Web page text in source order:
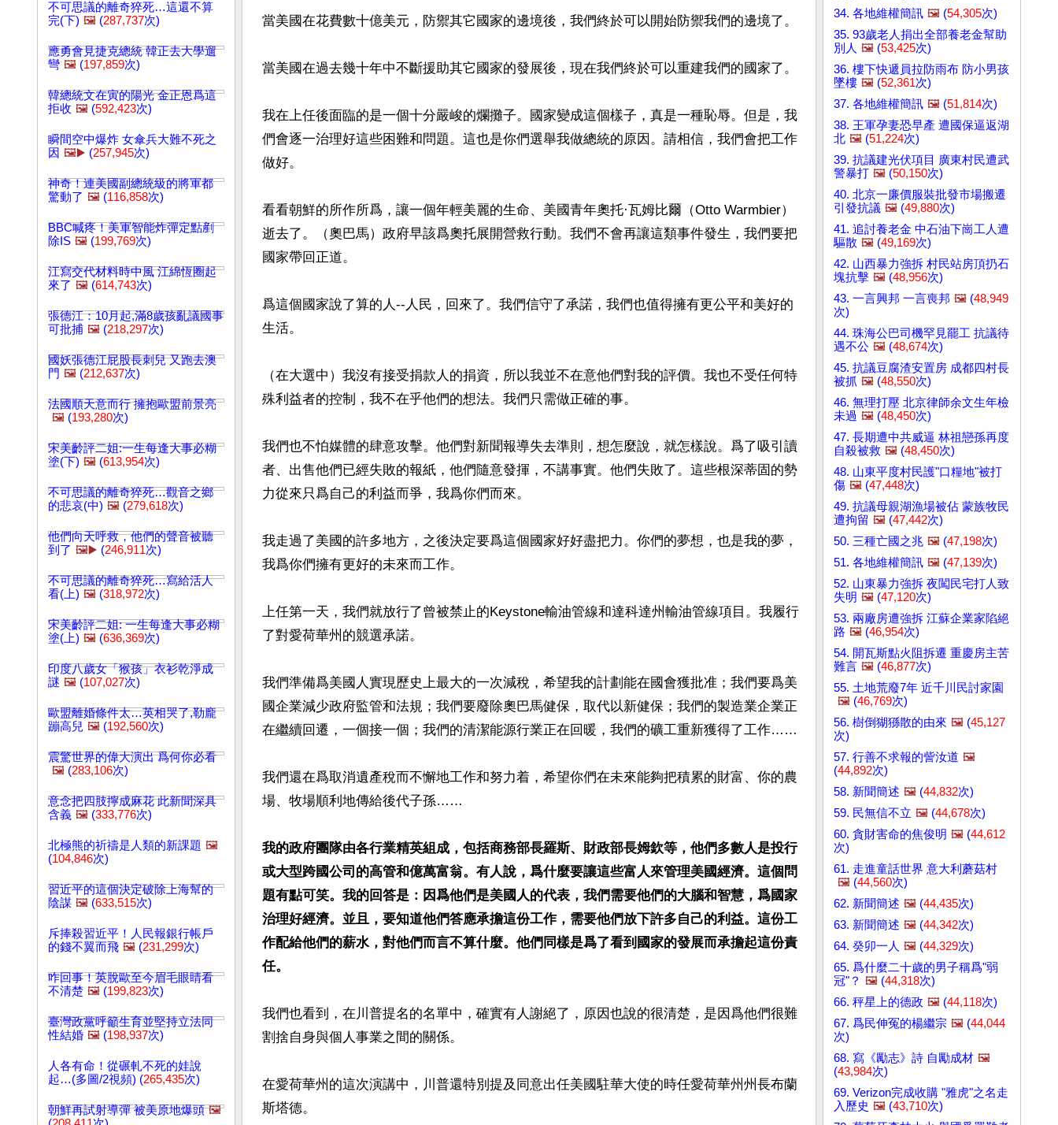
不可思議的離奇猝死…這還不算
完(下) 🖼️ (287,737次)
應勇會見捷克總統 韓正去大學遛
彎 🖼️ (197,859次)
韓總統文在寅的陽光 金正恩爲這
拒收 🖼️ (592,423次)
瞬間空中爆炸 女傘兵大難不死之
因 🖼️▶️ (257,945次)
神奇！連美國副總統級的將軍都
驚動了 🖼️ (116,858次)
BBC喊疼！美軍智能炸彈定點剷
除IS 🖼️ (199,769次)
江寫交代材料時中風 江綿恆圈起
來了 🖼️ (614,743次)
張德江：10月起,滿8歲孩亂議國事
可批捕 🖼️ (218,297次)
國妖張德江屁股長刺兒 又跑去澳
門 🖼️ (212,637次)
法國順天意而行 擁抱歐盟前景亮
🖼️ (193,280次)
宋美齡評二姐:一生每逢大事必糊
塗(下) 🖼️ (613,954次)
不可思議的離奇猝死…觀音之鄉
的悲哀(中) 🖼️ (279,618次)
他們向天呼救，他們的聲音被聽
到了 🖼️▶️ (246,911次)
不可思議的離奇猝死…寫給活人
看(上) 🖼️ (318,972次)
宋美齡評二姐: 一生每逢大事必糊
塗(上) 🖼️ (636,369次)
印度八歲女「猴孩」衣衫乾淨成
謎 🖼️ (107,027次)
歐盟離婚條件太…英相哭了,勒龐
蹦高兒 🖼️ (192,560次)
震驚世界的偉大演出 爲何你必看
🖼️ (283,106次)
意念把四肢擰成麻花 此新聞深具
含義 🖼️ (333,776次)
北極熊的祈禱是人類的新課題 🖼️
(104,846次)
習近平的這個決定破除上海幫的
陰謀 🖼️ (633,515次)
斥捧殺習近平！人民報銀行帳戶
的錢不翼而飛 🖼️ (231,299次)
咋回事！英脫歐至今眉毛眼睛看
不清楚 🖼️ (199,823次)
臺灣政黨呼籲生育並堅持立法同
性結婚 🖼️ (198,937次)
人各有命！從碾軋不死的娃說
起…(多圖/2視頻) (265,435次)
朝鮮再試射導彈 被美原地爆頭 🖼️
當美國在花費數十億美元，防禦其它國家的邊境後，我們終於可以開始防禦我們的邊境了。
當美國在過去幾十年中不斷援助其它國家的發展後，現在我們終於可以重建我們的國家了。
我在上任後面臨的是一個十分嚴峻的爛攤子。國家變成這個樣子，真是一種恥辱。但是，我
們會逐一治理好這些困難和問題。這也是你們選舉我做總統的原因。請相信，我們會把工作
做好。
看看朝鮮的所作所爲，讓一個年輕美麗的生命、美國青年奧托·瓦姆比爾（Otto Warmbier）
逝去了。（奧巴馬）政府早該爲奧托展開營救行動。我們不會再讓這類事件發生，我們要把
國家帶回正道。
爲這個國家說了算的人--人民，回來了。我們信守了承諾，我們也值得擁有更公平和美好的
生活。
（在大選中）我沒有接受捐款人的捐資，所以我並不在意他們對我的評價。我也不受任何特
殊利益者的控制，我不在乎他們的想法。我們只需做正確的事。
我們也不怕媒體的肆意攻擊。他們對新聞報導失去準則，想怎麼說，就怎樣說。爲了吸引讀
者、出售他們已經失敗的報紙，他們隨意發揮，不講事實。他們失敗了。這些根深蒂固的勢
力從來只爲自己的利益而爭，我爲你們而來。
我走過了美國的許多地方，之後決定要爲這個國家好好盡把力。你們的夢想，也是我的夢，
我爲你們擁有更好的未來而工作。
上任第一天，我們就放行了曾被禁止的Keystone輸油管線和達科達州輸油管線項目。我履行
了對愛荷華州的競選承諾。
我們準備爲美國人實現歷史上最大的一次減稅，希望我的計劃能在國會獲批准；我們要爲美
國企業減少政府監管和法規；我們要廢除奧巴馬健保，取代以新健保；我們的製造業企業正
在繼續回遷，一個接一個；我們的清潔能源行業正在回暖，我們的礦工重新獲得了工作……
我們還在爲取消遺產稅而不懈地工作和努力着，希望你們在未來能夠把積累的財富、你的農
場、牧場順利地傳給後代子孫……
我的政府團隊由各行業精英組成，包括商務部長羅斯、財政部長姆欽等，他們多數人是投行
或大型跨國公司的高管和億萬富翁。有人說，爲什麼要讓這些富人來管理美國經濟。這個問
題有點可笑。我的回答是：因爲他們是美國人的代表，我們需要他們的大腦和智慧，爲國家
治理好經濟。並且，要知道他們答應承擔這份工作，需要他們放下許多自己的利益。這份工
作配給他們的薪水，對他們而言不算什麼。他們同樣是爲了看到國家的發展而承擔起這份責
任。
我們也看到，在川普提名的名單中，確實有人謝絕了，原因也說的很清楚，是因爲他們很難
割捨自身與個人事業之間的關係。
在愛荷華州的這次演講中，川普還特別提及同意出任美國駐華大使的時任愛荷華州州長布蘭
斯塔德。
34. 各地維權簡訊 🖼️ (54,305次)
35. 93歲老人捐出全部養老金幫助
別人 🖼️ (53,425次)
36. 樓下快遞員拉防雨布 防小男孩
墜樓 🖼️ (52,361次)
37. 各地維權簡訊 🖼️ (51,814次)
38. 王軍孕妻恐早產 遭國保逼返湖
北 🖼️ (51,224次)
39. 抗議建光伏項目 廣東村民遭武
警暴打 🖼️ (50,150次)
40. 北京一廉價服裝批發市場搬遷
引發抗議 🖼️ (49,880次)
41. 追討養老金 中石油下崗工人遭
驅散 🖼️ (49,169次)
42. 山西暴力強拆 村民站房頂扔石
塊抗擊 🖼️ (48,956次)
43. 一言興邦 一言喪邦 🖼️ (48,949
次)
44. 珠海公巴司機罕見罷工 抗議待
遇不公 🖼️ (48,674次)
45. 抗議豆腐渣安置房 成都四村長
被抓 🖼️ (48,550次)
46. 無理打壓 北京律師余文生年檢
未過 🖼️ (48,450次)
47. 長期遭中共威逼 林祖戀孫再度
自殺被救 🖼️ (48,450次)
48. 山東平度村民護"口糧地"被打
傷 🖼️ (47,448次)
49. 抗議母親湖漁場被佔 蒙族牧民
遭拘留 🖼️ (47,442次)
50. 三種亡國之兆 🖼️ (47,198次)
51. 各地維權簡訊 🖼️ (47,139次)
52. 山東暴力強拆 夜闖民宅打人致
失明 🖼️ (47,120次)
53. 兩廠房遭強拆 江蘇企業家陷絕
路 🖼️ (46,954次)
54. 開瓦斯點火阻拆遷 重慶房主苦
難言 🖼️ (46,877次)
55. 土地荒廢7年 近千川民討家園
🖼️ (46,769次)
56. 樹倒猢猻散的由來 🖼️ (45,127
次)
57. 行善不求報的訾汝道 🖼️
(44,892次)
58. 新聞簡述 🖼️ (44,832次)
59. 民無信不立 🖼️ (44,678次)
60. 貪財害命的焦俊明 🖼️ (44,612
次)
61. 走進童話世界 意大利蘑菇村
🖼️ (44,560次)
62. 新聞簡述 🖼️ (44,435次)
63. 新聞簡述 🖼️ (44,342次)
64. 癸卯一人 🖼️ (44,329次)
65. 爲什麼二十歲的男子稱爲"弱
冠"？ 🖼️ (44,318次)
66. 秤星上的德政 🖼️ (44,118次)
67. 爲民伸冤的楊繼宗 🖼️ (44,044
次)
68. 寫《勵志》詩 自勵成材 🖼️
(43,984次)
69. Verizon完成收購 "雅虎"之名走
入歷史 🖼️ (43,710次)